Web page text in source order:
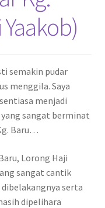
semakin pudar
menggila. Saya
menjadi
sangat berminat
Baru…
Lorong Haji
sangat cantik
serta
dipelihara